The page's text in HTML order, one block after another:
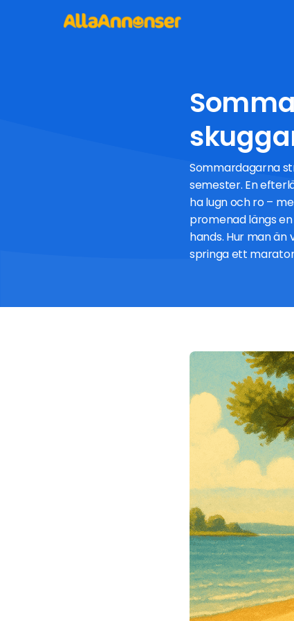
Sommardagarna
semester. En
ha lugn och ro –
promenad längs
hands. Hur man
springa ett